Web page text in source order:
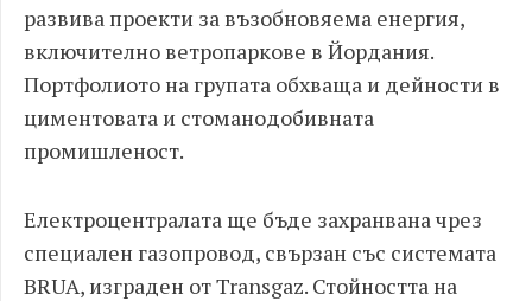
развива проекти за възобновяема енергия,
включително ветропаркове в Йордания.
Портфолиото на групата обхваща и дейности в
циментовата и стоманодобивната
промишленост.
Електроцентралата ще бъде захранвана чрез
специален газопровод, свързан със системата
BRUA, изграден от Transgaz. Стойността на